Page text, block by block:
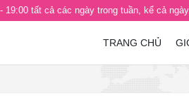
19:00 tất cả các ngày trong tuần, kể cả
TRANG CHỦ